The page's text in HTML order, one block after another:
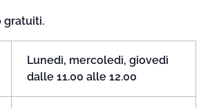
gratuiti.
Lunedì, mercoledì, giovedì
dalle 11.00 alle 12.00